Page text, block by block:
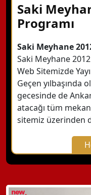
Saki
Programı
Saki Meyhane
Saki Meyhane 2012
Web Sitemizde
Geçen yılbaşında
gecesinde de
atacağı tüm
sitemiz üzerinden
WhatsApp